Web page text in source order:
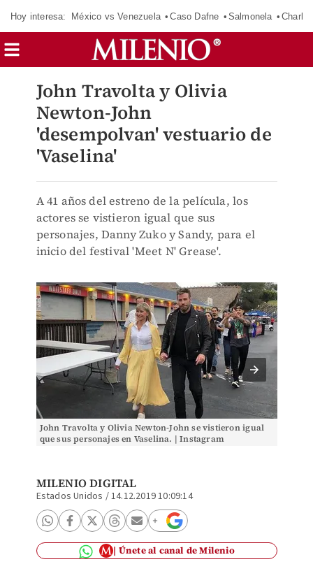
Hoy interesa: México vs Venezuela Caso Dafne Salmonela
John Travolta y Olivia
Newton-John
'desempolvan' vestuario de
'Vaselina'
A 41 años del estreno de la película, los
actores se vistieron igual que sus
personajes, Danny Zuko y Sandy, para el
inicio del festival 'Meet N' Grease'.
John Travolta y Olivia Newton-John se vistieron igual
que sus personajes en Vaselina. | Instagram
MILENIO DIGITAL
Estados Unidos /14.12.2019 10:09:14
Únete al canal de Milenio